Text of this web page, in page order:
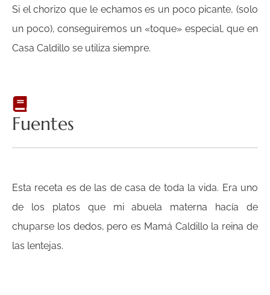
Si el chorizo que le echamos es un poco picante, (solo
un poco), conseguiremos un «toque» especial, que en
Casa Caldillo se utiliza siempre.
Fuentes
Esta receta es de las de casa de toda la vida. Era uno
de los platos que mi abuela materna hacía de
chuparse los dedos, pero es Mamá Caldillo la reina de
las lentejas.